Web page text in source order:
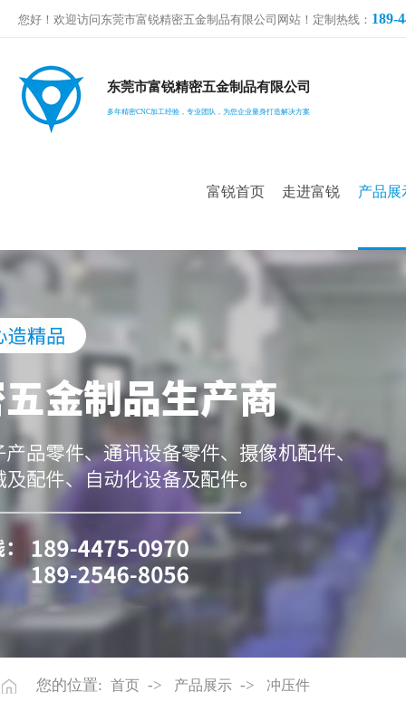
您好！欢迎访问东莞市富锐精密五金制品有限公司网站！定制热线： 189-
东莞市富锐精密五金制品有限公司
多年精密CNC加工经验，专业团队，为您企业量身打造解决方案
富锐首页 走进富锐 产品展
您的位置: 首页 -> 产品展示 -> 冲压件